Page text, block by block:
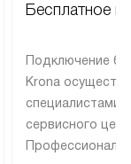
Бесплатное
Подключение
Krona
специалистами
сервисного